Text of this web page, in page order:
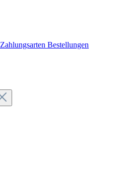
Zahlungsarten Bestellungen